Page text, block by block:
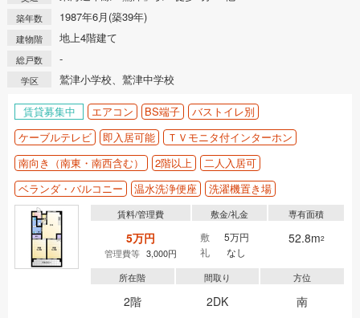
築年数 1987年6月(築39年)
建物階 地上4階建て
総戸数 -
学区 鷲津小学校、鷲津中学校
賃貸募集中 エアコン BS端子
バストイレ別
ケーブルテレビ
即入居可能
ＴＶモニタ付インターホン
南向き（南東・南西含む）
2階以上
二人入居可
ベランダ・バルコニー
温水洗浄便座 洗濯機置き場
賃料/管理費
5万円
管理費等 3,000円
敷金/礼金
敷
5万円
礼
なし
専有面積
52.8m2
所在階
2階
間取り
2DK
方位
南